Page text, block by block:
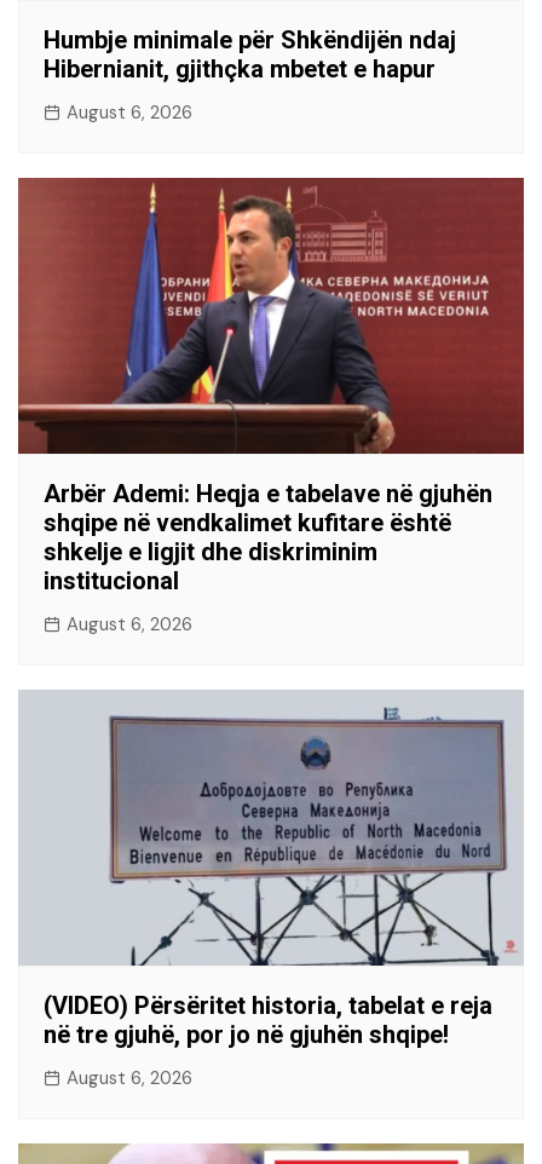
Humbje minimale për Shkëndijën ndaj
Hibernianit, gjithçka mbetet e hapur
August 6, 2026
Arbër Ademi: Heqja e tabelave në gjuhën
shqipe në vendkalimet kufitare është
shkelje e ligjit dhe diskriminim
institucional
August 6, 2026
(VIDEO) Përsëritet historia, tabelat e reja
në tre gjuhë, por jo në gjuhën shqipe!
August 6, 2026